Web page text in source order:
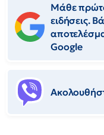
Μάθε
ειδήσεις.
Google